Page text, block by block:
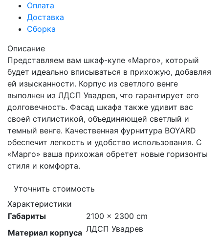
Оплата
Доставка
Сборка
Описание
Представляем вам шкаф-купе «Марго», который
будет идеально вписываться в прихожую, добавляя
ей изысканности. Корпус из светлого венге
выполнен из ЛДСП Увадрев, что гарантирует его
долговечность. Фасад шкафа также удивит вас
своей стилистикой, объединяющей светлый и
темный венге. Качественная фурнитура BOYARD
обеспечит легкость и удобство использования. С
«Марго» ваша прихожая обретет новые горизонты
стиля и комфорта.
Уточнить стоимость
Характеристики
Габариты
2100 × 2300 cm
Материал корпуса ЛДСП Увадрев